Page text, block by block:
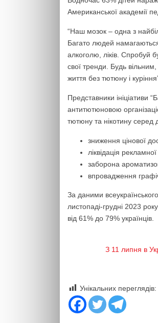
Американської академії
“Наш мозок – одна з
Багато людей
алкоголю, ліків. Спробуй
свої тренди. Будь
життя без тютюну і
Представники ініціативи
антитютюновою
тютюну та нікотину серед
зниження цінової
ліквідація
заборона
впровадження
За даними всеукраїнського
листопаді-грудні 2023
від 61% до 79% українців.
З 11 липня в
Унікальних переглядів: